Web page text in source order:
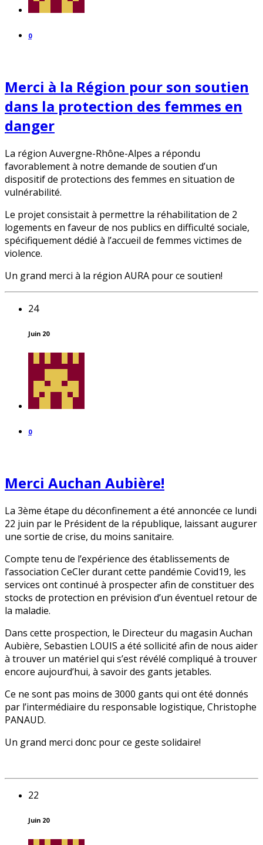
0
Merci à la Région pour son soutien
dans la protection des femmes en
danger
La région Auvergne-Rhône-Alpes a répondu
favorablement à notre demande de soutien d’un
dispositif de protections des femmes en situation de
vulnérabilité.
Le projet consistait à permettre la réhabilitation de 2
logements en faveur de nos publics en difficulté sociale,
spécifiquement dédié à l’accueil de femmes victimes de
violence.
Un grand merci à la région AURA pour ce soutien!
24
Juin 20
0
Merci Auchan Aubière!
La 3ème étape du déconfinement a été annoncée ce lundi
22 juin par le Président de la république, laissant augurer
une sortie de crise, du moins sanitaire.
Compte tenu de l’expérience des établissements de
l’association CeCler durant cette pandémie Covid19, les
services ont continué à prospecter afin de constituer des
stocks de protection en prévision d’un éventuel retour de
la maladie.
Dans cette prospection, le Directeur du magasin Auchan
Aubière, Sebastien LOUIS a été sollicité afin de nous aider
à trouver un matériel qui s’est révélé compliqué à trouver
encore aujourd’hui, à savoir des gants jetables.
Ce ne sont pas moins de 3000 gants qui ont été donnés
par l’intermédiaire du responsable logistique, Christophe
PANAUD.
Un grand merci donc pour ce geste solidaire!
22
Juin 20